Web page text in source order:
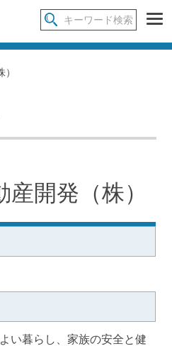
開発（株）
い暮らし、家族の安全と健